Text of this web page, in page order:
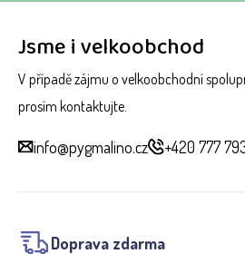
Jsme i velkoobchod
V případě zájmu o velkoobchodní
prosím kontaktujte.
info@pygmalino.cz +420 777
Doprava zdarma